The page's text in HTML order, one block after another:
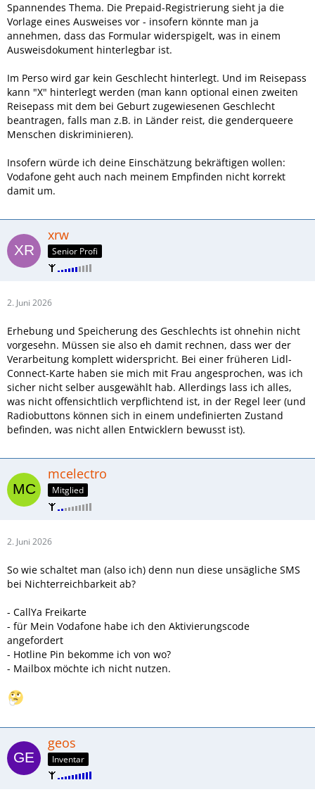
Spannendes Thema. Die Prepaid-Registrierung sieht ja die
Vorlage eines Ausweises vor - insofern könnte man ja
annehmen, dass das Formular widerspigelt, was in einem
Ausweisdokument hinterlegbar ist.
Im Perso wird gar kein Geschlecht hinterlegt. Und im Reisepass
kann "X" hinterlegt werden (man kann optional einen zweiten
Reisepass mit dem bei Geburt zugewiesenen Geschlecht
beantragen, falls man z.B. in Länder reist, die genderqueere
Menschen diskriminieren).
Insofern würde ich deine Einschätzung bekräftigen wollen:
Vodafone geht auch nach meinem Empfinden nicht korrekt
damit um.
xrw
Senior Profi
2. Juni 2026
Erhebung und Speicherung des Geschlechts ist ohnehin nicht
vorgesehn. Müssen sie also eh damit rechnen, dass wer der
Verarbeitung komplett widerspricht. Bei einer früheren Lidl-
Connect-Karte haben sie mich mit Frau angesprochen, was ich
sicher nicht selber ausgewählt hab. Allerdings lass ich alles,
was nicht offensichtlich verpflichtend ist, in der Regel leer (und
Radiobuttons können sich in einem undefinierten Zustand
befinden, was nicht allen Entwicklern bewusst ist).
mcelectro
Mitglied
2. Juni 2026
So wie schaltet man (also ich) denn nun diese unsägliche SMS
bei Nichterreichbarkeit ab?
- CallYa Freikarte
- für Mein Vodafone habe ich den Aktivierungscode
angefordert
- Hotline Pin bekomme ich von wo?
- Mailbox möchte ich nicht nutzen.
geos
Inventar